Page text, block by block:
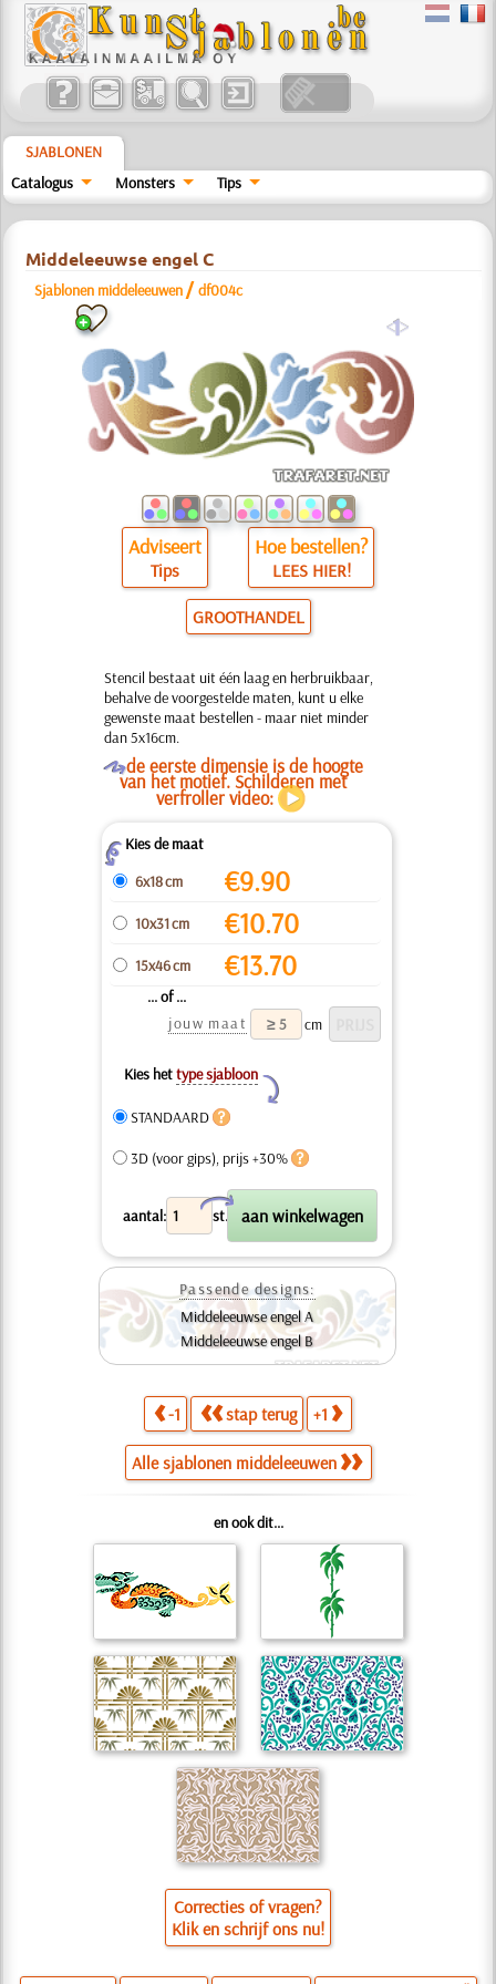
SJABLONEN
Catalogus
Monsters Tips
Middeleeuwse engel C
Sjablonen middeleeuwen /df004c
a
Adviseert
Tips
Hoe bestellen?
LEES HIER!
GROOTHANDEL
Stencil bestaat uit één laag en herbruikbaar,
behalve de voorgestelde maten, kunt u elke
gewenste maat bestellen - maar niet minder
dan 5x16cm.
Ode eerste dimensie is de hoogte
van het motief. Schilderen met
verfroller video:
ZKies de maat
6x18 cm
€9.90
10x31 cm €10.70
15x46 cm €13.70
... of ...
jouw maat
cm
Kies hettype sjabloon
Y
STANDAARD
3D (voor gips), prijs +30%
aantal: st.
X
Passende designs:
Middeleeuwse engel A
Middeleeuwse engel B
-1 stap terug +1
Alle sjablonen middeleeuwen
en ook dit...
Correcties of vragen?
Klik en schrijf ons nu!